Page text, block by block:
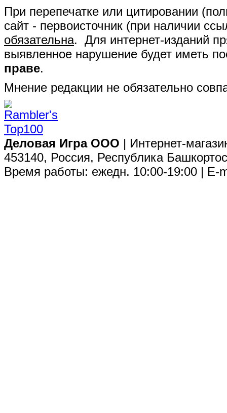
При перепечатке или цитировании
сайт - первоисточник (при наличии
обязательна. Для интернет-изданий
выявленное нарушение будет иметь
праве.
Мнение редакции не обязательно
Деловая Игра ООО | Интернет-
453140, Россия, Республика
Время работы: ежедн. 10:00-19:00 | E-